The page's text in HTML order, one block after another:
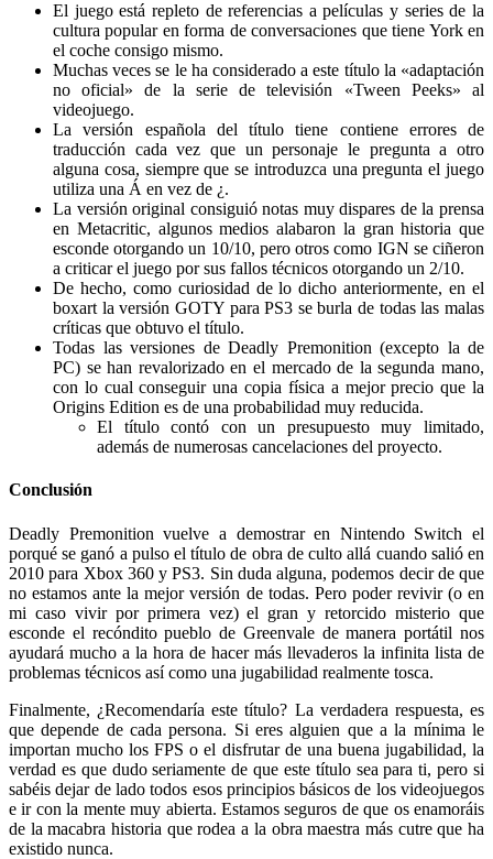
El juego está repleto de referencias a películas y series de la
cultura popular en forma de conversaciones que tiene York en
el coche consigo mismo.
Muchas veces se le ha considerado a este título la «adaptación
no oficial» de la serie de televisión «Tween Peeks» al
videojuego.
La versión española del título tiene contiene errores de
traducción cada vez que un personaje le pregunta a otro
alguna cosa, siempre que se introduzca una pregunta el juego
utiliza una Á en vez de ¿.
La versión original consiguió notas muy dispares de la prensa
en Metacritic, algunos medios alabaron la gran historia que
esconde otorgando un 10/10, pero otros como IGN se ciñeron
a criticar el juego por sus fallos técnicos otorgando un 2/10.
De hecho, como curiosidad de lo dicho anteriormente, en el
boxart la versión GOTY para PS3 se burla de todas las malas
críticas que obtuvo el título.
Todas las versiones de Deadly Premonition (excepto la de
PC) se han revalorizado en el mercado de la segunda mano,
con lo cual conseguir una copia física a mejor precio que la
Origins Edition es de una probabilidad muy reducida.
El título contó con un presupuesto muy limitado,
además de numerosas cancelaciones del proyecto.
Conclusión
Deadly Premonition vuelve a demostrar en Nintendo Switch el
porqué se ganó a pulso el título de obra de culto allá cuando salió en
2010 para Xbox 360 y PS3. Sin duda alguna, podemos decir de que
no estamos ante la mejor versión de todas. Pero poder revivir (o en
mi caso vivir por primera vez) el gran y retorcido misterio que
esconde el recóndito pueblo de Greenvale de manera portátil nos
ayudará mucho a la hora de hacer más llevaderos la infinita lista de
problemas técnicos así como una jugabilidad realmente tosca.
Finalmente, ¿Recomendaría este título? La verdadera respuesta, es
que depende de cada persona. Si eres alguien que a la mínima le
importan mucho los FPS o el disfrutar de una buena jugabilidad, la
verdad es que dudo seriamente de que este título sea para ti, pero si
sabéis dejar de lado todos esos principios básicos de los videojuegos
e ir con la mente muy abierta. Estamos seguros de que os enamoráis
de la macabra historia que rodea a la obra maestra más cutre que ha
existido nunca.